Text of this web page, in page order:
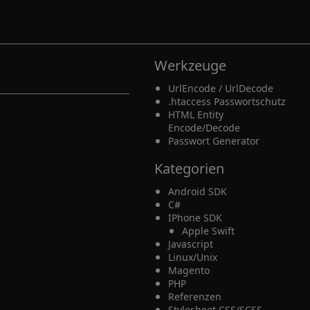
Werkzeuge
UrlEncode / UrlDecode
.htaccess Passwortschutz
HTML Entity
Encode/Decode
Passwort Generator
Kategorien
Android SDK
C#
IPhone SDK
Apple Swift
Javascript
Linux/Unix
Magento
PHP
Referenzen